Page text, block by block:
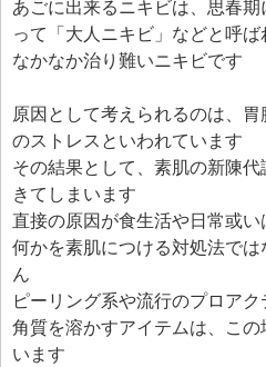
あごに出来るニキビは、思春
って「大人ニキビ」などと呼ば
なかなか治り難いニキビです
原因として考えられるのは、
のストレスといわれています
その結果として、素肌の新陳
きてしまいます
直接の原因が食生活や日常或い
何かを素肌につける対処法で
ん
ピーリング系や流行のプロア
角質を溶かすアイテムは、こ
います